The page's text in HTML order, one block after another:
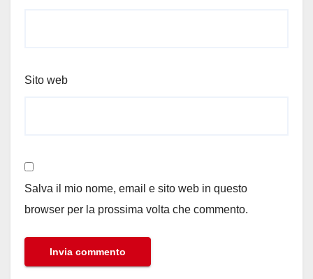
Sito web
Salva il mio nome, email e sito web in questo
browser per la prossima volta che commento.